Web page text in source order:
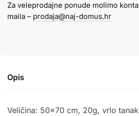
količina
Za veleprodajne ponude molimo
maila – prodaja@naj-domus.hr
Opis
Veličina: 50×70 cm, 20g, vrlo